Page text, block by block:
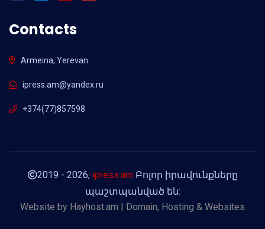
Contacts
Armeina, Yerevan
ipress.am@yandex.ru
+374(77)857598
2019 - 2026, ipress.amԲոլոր իրավունքները
պաշտպանված են:
Website by Hayhost.am | Domain, Hosting & Websites